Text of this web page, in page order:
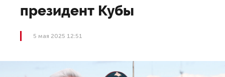
президент Кубы
5 мая 2025 12:51